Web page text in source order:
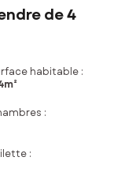
de 4
habitable :
:
: